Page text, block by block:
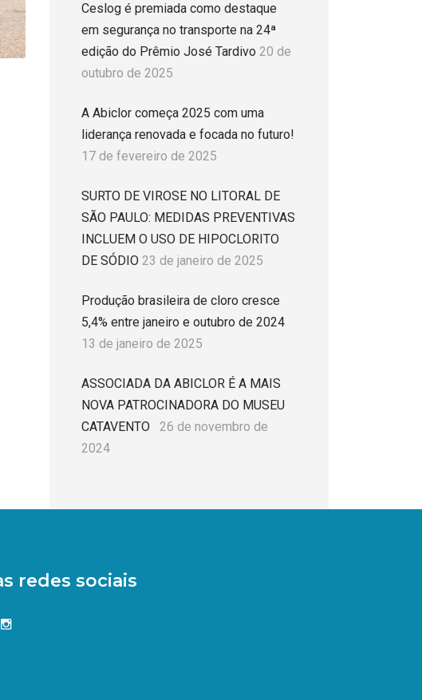
Ceslog é premiada como destaque
em segurança no transporte na 24ª
edição do Prêmio José Tardivo 20 de
outubro de 2025
A Abiclor começa 2025 com uma
liderança renovada e focada no futuro!
17 de fevereiro de 2025
SURTO DE VIROSE NO LITORAL DE
SÃO PAULO: MEDIDAS PREVENTIVAS
INCLUEM O USO DE HIPOCLORITO
DE SÓDIO 23 de janeiro de 2025
Produção brasileira de cloro cresce
5,4% entre janeiro e outubro de 2024
13 de janeiro de 2025
ASSOCIADA DA ABICLOR É A MAIS
NOVA PATROCINADORA DO MUSEU
CATAVENTO
26 de novembro de
2024
redes sociais